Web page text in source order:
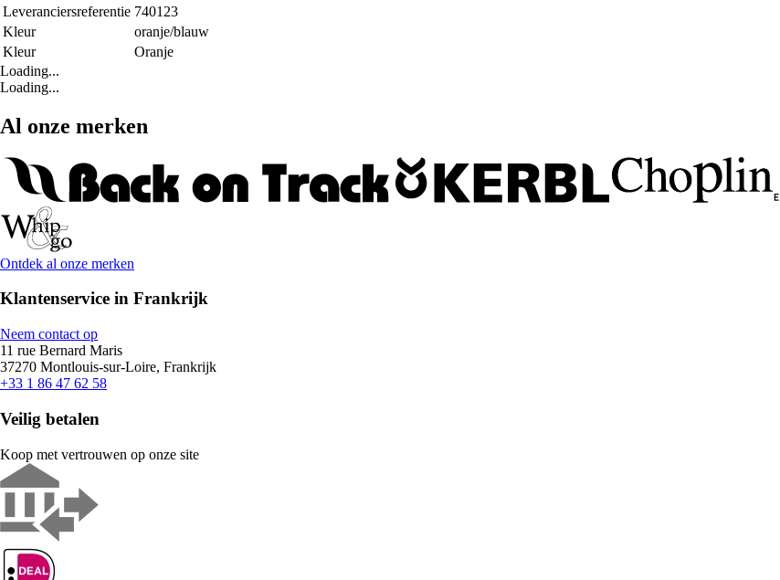
Leveranciersreferentie 740123
Kleur
oranje/blauw
Kleur
Oranje
Loading...
Loading...
Al onze merken
Ontdek al onze merken
Klantenservice in Frankrijk
Neem contact op
11 rue Bernard Maris
37270 Montlouis-sur-Loire, Frankrijk
+33 1 86 47 62 58
Veilig betalen
Koop met vertrouwen op onze site